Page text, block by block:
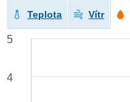
Teplota Vítr
5
4